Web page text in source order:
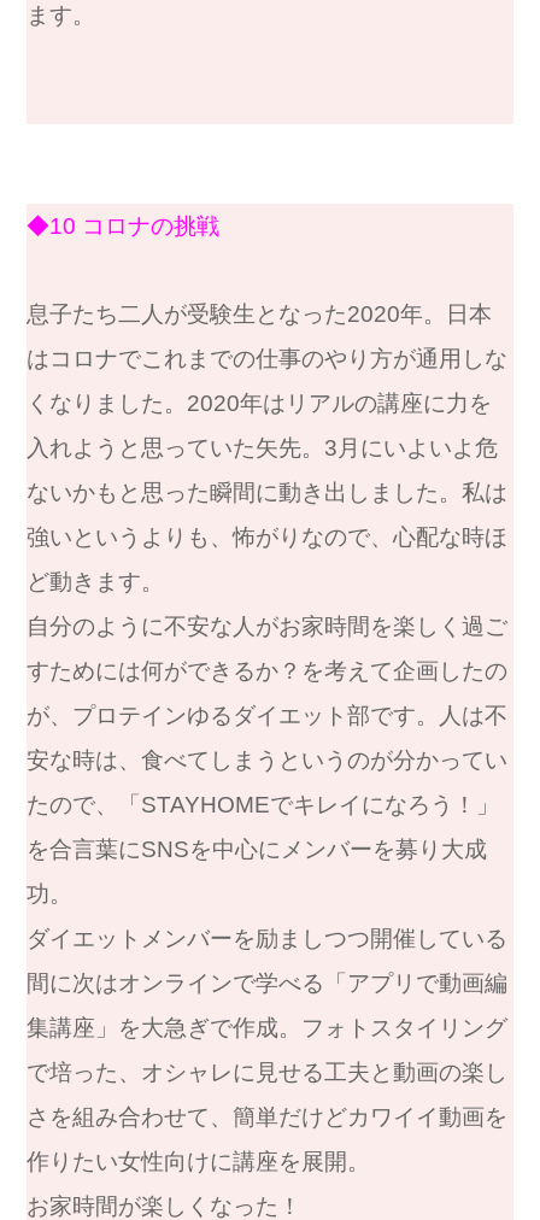
ます。
◆10 コロナの挑戦
息子たち二人が受験生となった2020年。日本
はコロナでこれまでの仕事のやり方が通用しな
くなりました。2020年はリアルの講座に力を
入れようと思っていた矢先。3月にいよいよ危
ないかもと思った瞬間に動き出しました。私は
強いというよりも、怖がりなので、心配な時ほ
ど動きます。
自分のように不安な人がお家時間を楽しく過ご
すためには何ができるか？を考えて企画したの
が、プロテインゆるダイエット部です。人は不
安な時は、食べてしまうというのが分かってい
たので、「STAYHOMEでキレイになろう！」
を合言葉にSNSを中心にメンバーを募り大成
功。
ダイエットメンバーを励ましつつ開催している
間に次はオンラインで学べる「アプリで動画編
集講座」を大急ぎで作成。 フォトスタイリング
で培った、オシャレに見せる工夫と動画の楽し
さを組み合わせて、 簡単だけどカワイイ動画を
作りたい女性向けに講座を展開。
お家時間が楽しくなった！